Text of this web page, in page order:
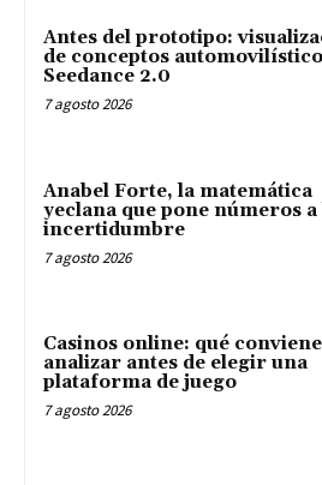
Antes del prototipo:
de conceptos
Seedance 2.0
7 agosto 2026
Anabel Forte, la matemática
yeclana que pone números a
incertidumbre
7 agosto 2026
Casinos online: qué conviene
analizar antes de elegir una
plataforma de juego
7 agosto 2026